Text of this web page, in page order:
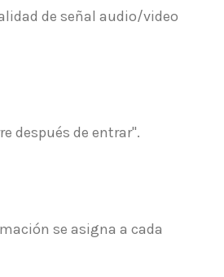
de señal audio/video
después de entrar".
se asigna a cada